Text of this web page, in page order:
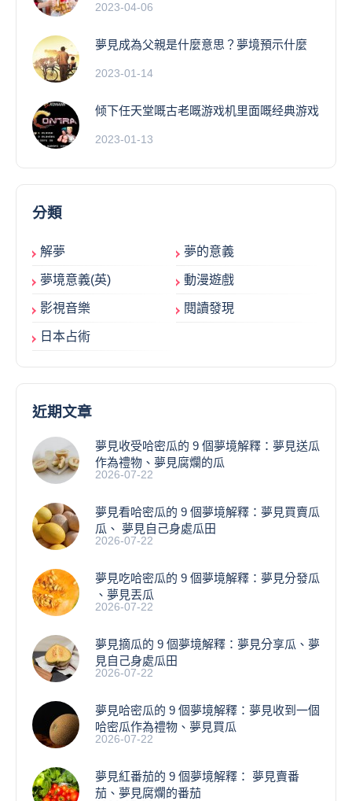
2023-04-06
夢見成為父親是什麼意思？夢境預示什麼
2023-01-14
倾下任天堂嘅古老嘅游戏机里面嘅经典游戏
2023-01-13
分類
解夢 夢的意義
夢境意義(英) 動漫遊戲
影視音樂 閱讀發現
日本占術
近期文章
夢見收受哈密瓜的 9 個夢境解釋：夢見送瓜
作為禮物、夢見腐爛的瓜
2026-07-22
夢見看哈密瓜的 9 個夢境解釋：夢見買賣瓜
瓜、 夢見自己身處瓜田
2026-07-22
夢見吃哈密瓜的 9 個夢境解釋：夢見分發瓜
、夢見丟瓜
2026-07-22
夢見摘瓜的 9 個夢境解釋：夢見分享瓜、夢
見自己身處瓜田
2026-07-22
夢見哈密瓜的 9 個夢境解釋：夢見收到一個
哈密瓜作為禮物、夢見買瓜
2026-07-22
夢見紅番茄的 9 個夢境解釋： 夢見賣番
茄、夢見腐爛的番茄